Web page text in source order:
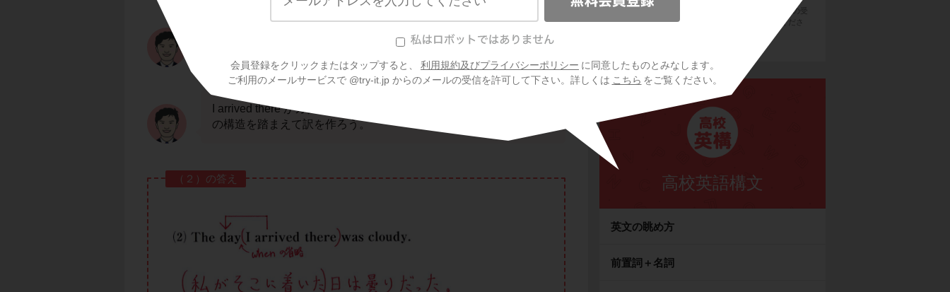
会員登録をクリックまたはタップすると、 利用規約及びプライバシーポリシー に同意したものとみなします。
ご利用のメールサービスで @try-it.jp からのメールの受信を許可して下さい。詳しくは こちら をご覧ください。
関係副詞 when の省略。
The day の後に
I arrived there がカタマリで、先行詞 The day にかかっている。こ
の構造を踏まえて訳を作ろう。
（２）の答え
ご利用のメールサービスで @try-it.jp からのメールの受
信を許可して下さい。詳しくは
をご覧くださ
高校英語構文
英文の眺め方
前置詞＋名詞